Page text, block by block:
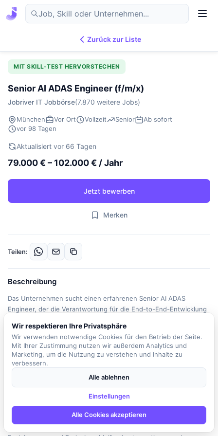
DE
Zurück zur Liste
MIT SKILL-TEST HERVORSTECHEN
Senior AI ADAS Engineer (f/m/x)
Jobriver IT Jobbörse(7.870 weitere Jobs)
München Vor Ort Vollzeit Senior
Ab sofort
vor 98 Tagen
Aktualisiert vor 66 Tagen
79.000 € – 102.000 € / Jahr
Jetzt bewerben
Merken
Teilen:
Beschreibung
Das Unternehmen sucht einen erfahrenen Senior AI ADAS
Engineer, der die Verantwortung für die End-to-End-Entwicklung
für unterschiedliche Einsatzszenarien übernimmt. In dieser Rolle
werden Sie maßgeblich an der Gestaltung und Bereitstellung von
ADAS KI-Modellen beteiligt sein, die unter anderem
Objekterkennung, Verhaltensvorhersage und Trajektorienplanung
umfassen. Ihr Aufgabenbereich erstreckt sich von der
Datenanalyse und dem Modellentwurf bis hin zur Bereitstellung
der Modelle für die Serienproduktion. Darüber hinaus sind Sie für
die technische Ausrichtung des ADAS KI-Stacks verantwortlich,
einschließlich der Architektur und Schnittstellen zu Fahrzeug-
und Simulationssystemen. Sie werden vollständige Trainings-,
Wir respektieren Ihre Privatsphäre
Wir verwenden notwendige Cookies für den Betrieb der Seite.
Mit Ihrer Zustimmung nutzen wir außerdem Analytics und
Marketing, um die Nutzung zu verstehen und Inhalte zu
verbessern.
Alle ablehnen
Einstellungen
Alle Cookies akzeptieren